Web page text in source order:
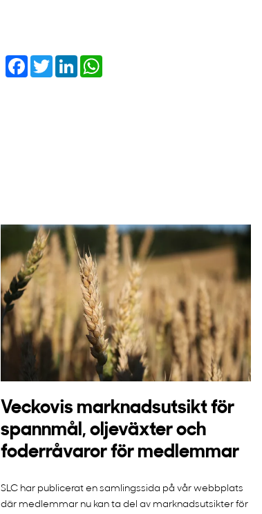
Facebook
TwitterLinkedIn
Veckovis marknadsutsikt för
spannmål, oljeväxter och
foderråvaror för medlemmar
SLC har publicerat en samlingssida på vår webbplats
där medlemmar nu kan ta del av marknadsutsikter för